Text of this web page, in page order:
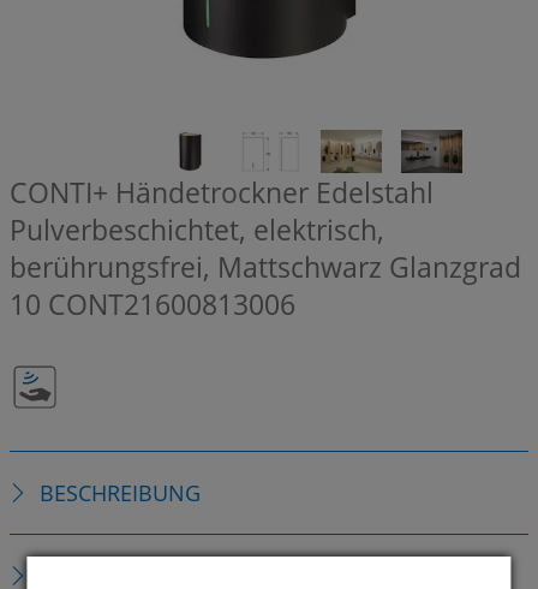
CONTI+ Händetrockner Edelstahl
Pulverbeschichtet, elektrisch,
berührungsfrei, Mattschwarz Glanzgrad
10 CONT21600813006
BESCHREIBUNG